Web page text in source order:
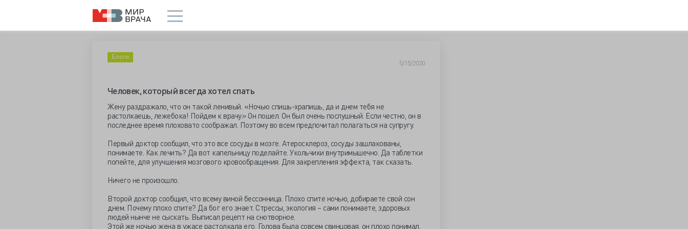
Блоги
5/15/2020
Человек, который всегда хотел спать
Жену раздражало, что он такой ленивый. «Ночью спишь-храпишь, да и днем тебя не
растолкаешь, лежебока! Пойдем к врачу.» Он пошел. Он был очень послушный. Если честно, он в
последнее время плоховато соображал. Поэтому во всем предпочитал полагаться на супругу.
Первый доктор сообщил, что это все сосуды в мозге. Атеросклероз, сосуды зашлакованы,
понимаете. Как лечить? Да вот капельницу поделайте. Укольчики внутримышечно. Да таблетки
попейте, для улучшения мозгового кровообращения. Для закрепления эффекта, так сказать.
Ничего не произошло.
Второй доктор сообщил, что всему виной бессонница. Плохо спите ночью, добираете свой сон
днем. Почему плохо спите? Да бог его знает. Стрессы, экология – сами понимаете, здоровых
людей нынче не сыскать. Выписал рецепт на снотворное.
Этой же ночью жена в ужасе растолкала его. Голова была совсем свинцовая, он плохо понимал,